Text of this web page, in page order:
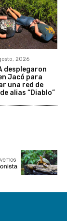
2026
desplegaron
Jacó para
una red de
alias “Diablo”